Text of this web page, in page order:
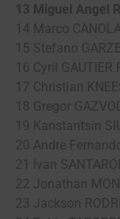
13 Miguel Angel
14 Marco
15 Stefano
16 Cyril GAUTIER
17 Christian
18 Gregor
19 Kanstantsin
20 Andre
21 Ivan
22 Jonathan
23 Jackson